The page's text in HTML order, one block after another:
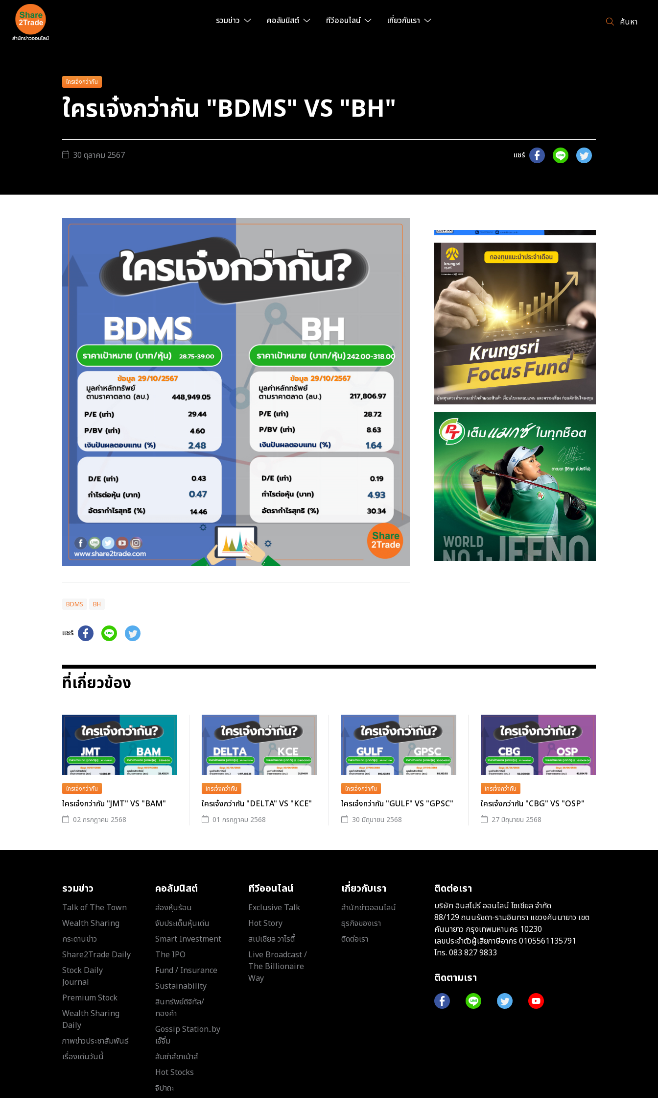
รวมข่าว คอลัมนิสต์ ทีวีออนไลน์ เกี่ยวกับเรา ค้นหา
ใครเจ๋งกว่ากัน
ใครเจ๋งกว่ากัน "BDMS" VS "BH"
30 ตุลาคม 2567 แชร์
BDMS BH
แชร์
ที่เกี่ยวข้อง
ใครเจ๋งกว่ากัน
ใครเจ๋งกว่ากัน "JMT" VS "BAM"
02 กรกฎาคม 2568
ใครเจ๋งกว่ากัน
ใครเจ๋งกว่ากัน "DELTA" VS "KCE"
01 กรกฎาคม 2568
ใครเจ๋งกว่ากัน
ใครเจ๋งกว่ากัน "GULF" VS "GPSC"
30 มิถุนายน 2568
ใครเจ๋งกว่ากัน
ใครเจ๋งกว่ากัน "CBG" VS "OSP"
27 มิถุนายน 2568
รวมข่าว
Talk of The Town
Wealth Sharing
กระดานข่าว
Share2Trade Daily
Stock Daily
Journal
Premium Stock
Wealth Sharing
Daily
ภาพข่าวประชาสัมพันธ์
เรื่องเด่นวันนี้
คอลัมนิสต์
ส่องหุ้นร้อน
จับประเด็นหุ้นเด่น
Smart Investment
The IPO
Fund / Insurance
Sustainability
สินทรัพย์ดิจิทัล/
ทองคำ
Gossip Station..by
เจ๊จิ๋ม
ส้มซ่าส์ขาเม้าส์
Hot Stocks
จิปาถะ
ทีวีออนไลน์
Exclusive Talk
Hot Story
สเปเชียล วาไรตี้
Live Broadcast /
The Billionaire
Way
เกี่ยวกับเรา
สำนักข่าวออนไลน์
ธุรกิจของเรา
ติดต่อเรา
ติดต่อเรา
บริษัท อินสไปร์ ออนไลน์ โซเชียล จำกัด
88/129 ถนนรัชดา-รามอินทรา แขวงคันนายาว เขต
คันนายาว กรุงเทพมหานคร 10230
เลขประจำตัวผู้เสียภาษีอากร 0105561135791
โทร. 083 827 9833
ติดตามเรา